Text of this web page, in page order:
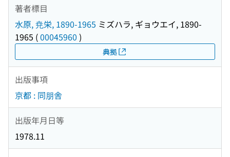
著者標目
水原, 尭栄, 1890-1965 ミズハラ, ギョウエイ, 1890-
1965 (00045960 )
典拠
出版事項
京都 : 同朋舎
出版年月日等
1978.11